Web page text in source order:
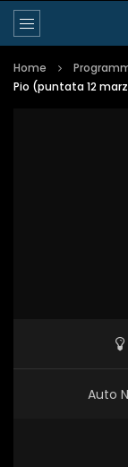
Home
Pio (puntata 12
Auto